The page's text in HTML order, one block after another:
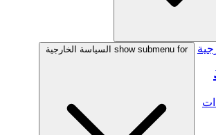
show submenu for السياسة الخارجية